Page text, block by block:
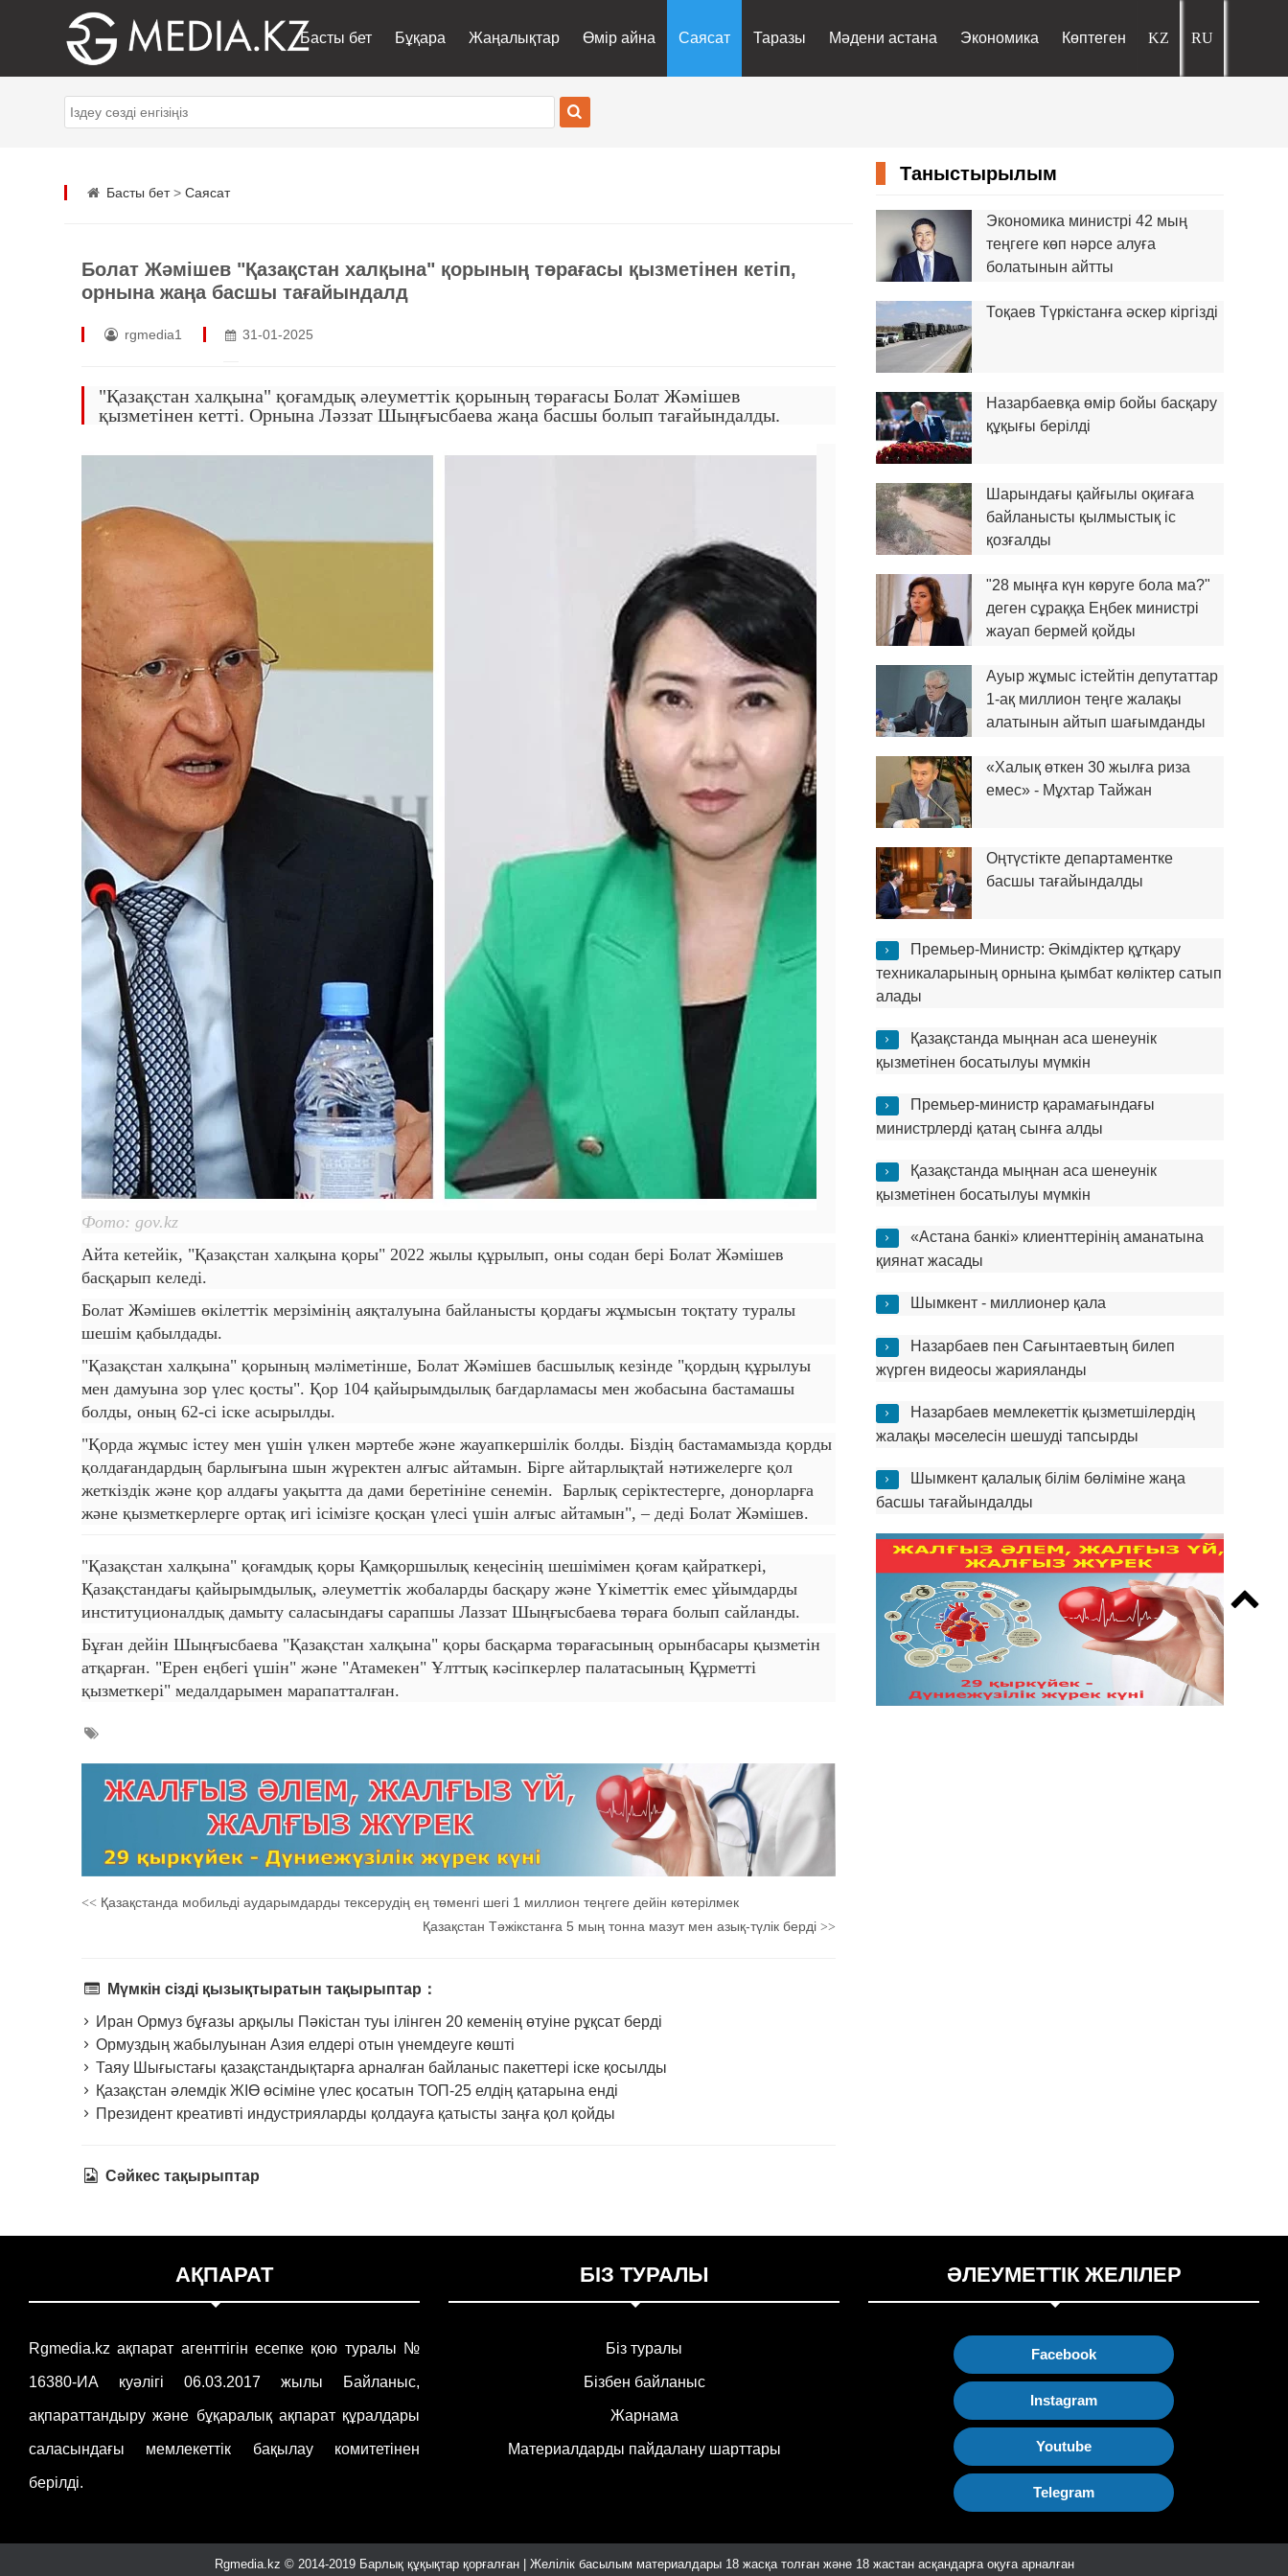
Басты бет Бұқара Жаңалықтар Өмір айна Саясат Таразы Мәдени астана Экономика Көптеген
Басты бет> Саясат
Болат Жәмішев "Қазақстан халқына" қорының төрағасы қызметінен кетіп,
орнына жаңа басшы тағайындалд
rgmedia1 31-01-2025
"Қазақстан халқына" қоғамдық әлеуметтік қорының төрағасы Болат Жәмішев
қызметінен кетті. Орнына Ләззат Шыңғысбаева жаңа басшы болып тағайындалды.
Фото: gov.kz
Айта кетейік, "Қазақстан халқына қоры" 2022 жылы құрылып, оны содан бері Болат Жәмішев
басқарып келеді.
Болат Жәмішев өкілеттік мерзімінің аяқталуына байланысты қордағы жұмысын тоқтату туралы
шешім қабылдады.
"Қазақстан халқына" қорының мәліметінше, Болат Жәмішев басшылық кезінде "қордың құрылуы
мен дамуына зор үлес қосты". Қор 104 қайырымдылық бағдарламасы мен жобасына бастамашы
болды, оның 62-сі іске асырылды.
"Қорда жұмыс істеу мен үшін үлкен мәртебе және жауапкершілік болды. Біздің бастамамызда қорды
қолдағандардың барлығына шын жүректен алғыс айтамын. Бірге айтарлықтай нәтижелерге қол
жеткіздік және қор алдағы уақытта да дами беретініне сенемін. Барлық серіктестерге, донорларға
және қызметкерлерге ортақ игі ісімізге қосқан үлесі үшін алғыс айтамын", – деді Болат Жәмішев.
"Қазақстан халқына" қоғамдық қоры Қамқоршылық кеңесінің шешімімен қоғам қайраткері,
Қазақстандағы қайырымдылық, әлеуметтік жобаларды басқару және Үкіметтік емес ұйымдарды
институционалдық дамыту саласындағы сарапшы Лаззат Шыңғысбаева төраға болып сайланды.
Бұған дейін Шыңғысбаева "Қазақстан халқына" қоры басқарма төрағасының орынбасары қызметін
атқарған. "Ерен еңбегі үшін" және "Атамекен" Ұлттық кәсіпкерлер палатасының Құрметті
қызметкері" медалдарымен марапатталған.
<< Қазақстанда мобильді аударымдарды тексерудің ең төменгі шегі 1 миллион теңгеге дейін көтерілмек
Қазақстан Тәжікстанға 5 мың тонна мазут мен азық-түлік берді >>
Мүмкін сізді қызықтыратын тақырыптар：
Иран Ормуз бұғазы арқылы Пәкістан туы ілінген 20 кеменің өтуіне рұқсат берді
Ормуздың жабылуынан Азия елдері отын үнемдеуге көшті
Таяу Шығыстағы қазақстандықтарға арналған байланыс пакеттері іске қосылды
Қазақстан әлемдік ЖІӨ өсіміне үлес қосатын ТОП-25 елдің қатарына енді
Президент креативті индустрияларды қолдауға қатысты заңға қол қойды
Сәйкес тақырыптар
Таныстырылым
Экономика министрі 42 мың
теңгеге көп нәрсе алуға
болатынын айтты
Тоқаев Түркістанға әскер кіргізді
Назарбаевқа өмір бойы басқару
құқығы берілді
Шарындағы қайғылы оқиғаға
байланысты қылмыстық іс
қозғалды
"28 мыңға күн көруге бола ма?"
деген сұраққа Еңбек министрі
жауап бермей қойды
Ауыр жұмыс істейтін депутаттар
1-ақ миллион теңге жалақы
алатынын айтып шағымданды
«Халық өткен 30 жылға риза
емес» - Мұхтар Тайжан
Оңтүстікте департаментке
басшы тағайындалды
Премьер-Министр: Әкімдіктер құтқару
техникаларының орнына қымбат көліктер сатып
алады
Қазақстанда мыңнан аса шенеунік
қызметінен босатылуы мүмкін
Премьер-министр қарамағындағы
министрлерді қатаң сынға алды
Қазақстанда мыңнан аса шенеунік
қызметінен босатылуы мүмкін
«Астана банкі» клиенттерінің аманатына
қиянат жасады
Шымкент - миллионер қала
Назарбаев пен Сағынтаевтың билеп
жүрген видеосы жарияланды
Назарбаев мемлекеттік қызметшілердің
жалақы мәселесін шешуді тапсырды
Шымкент қалалық білім бөліміне жаңа
басшы тағайындалды
АҚПАРАТ
Rgmedia.kz ақпарат агенттігін есепке қою туралы №
16380-ИА куәлігі 06.03.2017 жылы Байланыс,
ақпараттандыру және бұқаралық ақпарат құралдары
саласындағы мемлекеттік бақылау комитетінен
берілді.
БІЗ ТУРАЛЫ
Біз туралы
Бізбен байланыс
Жарнама
Материалдарды пайдалану шарттары
ӘЛЕУМЕТТІК ЖЕЛІЛЕР
Facebook
Instagram
Youtube
Telegram
Rgmedia.kz © 2014-2019 Барлық құқықтар қорғалған | Желілік басылым материалдары 18 жасқа толған және 18 жастан асқандарға оқуға арналған